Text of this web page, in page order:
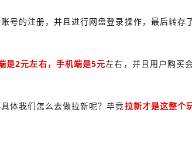
号的注册，并且进行网盘登录操作，最后转
是2元左右，手机端是5元左右，并且用户购买
体我们怎么去做拉新呢？毕竟拉新才是这整个